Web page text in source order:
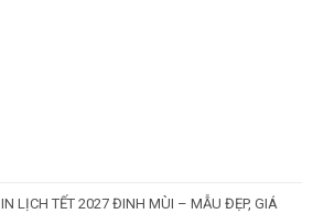
IN LỊCH TẾT 2027 ĐINH MÙI – MẪU ĐẸP, GIÁ